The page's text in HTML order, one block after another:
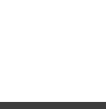
Chez